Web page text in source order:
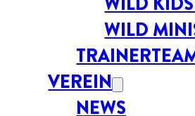
WILD
VEREIN
NEWS